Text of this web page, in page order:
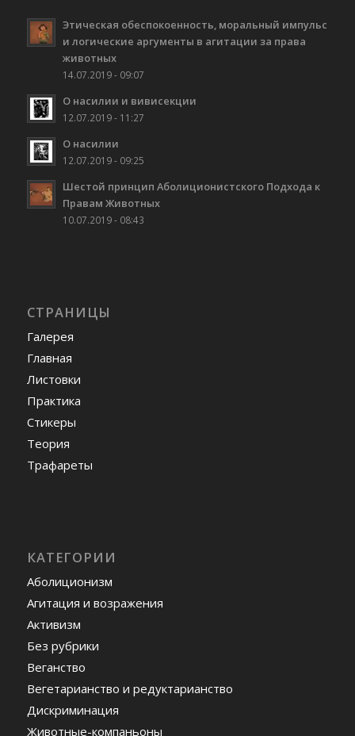
Этическая обеспокоенность, моральный импульс
и логические аргументы в агитации за права
животных
14.07.2019 - 09:07
О насилии и вивисекции
12.07.2019 - 11:27
О насилии
12.07.2019 - 09:25
Шестой принцип Аболиционистского Подхода к
Правам Животных
10.07.2019 - 08:43
СТРАНИЦЫ
Галерея
Главная
Листовки
Практика
Стикеры
Теория
Трафареты
КАТЕГОРИИ
Аболиционизм
Агитация и возражения
Активизм
Без рубрики
Веганство
Вегетарианство и редуктарианство
Дискриминация
Животные-компаньоны